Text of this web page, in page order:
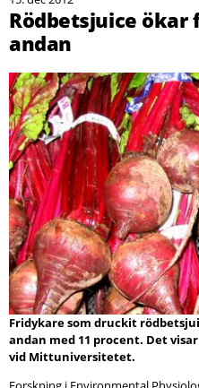
Nyheter
Artiklar
DYK Guiden
Shop
Kontakt
Sök
Rödbetsjuice
andan
Fridykare som druckit
andan med 11 procent. Det
vid Mittuniversitetet.